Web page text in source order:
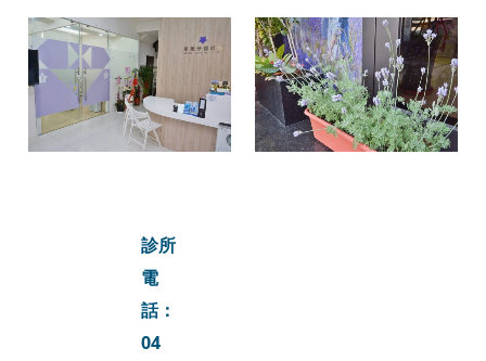
診所
電
話：
04